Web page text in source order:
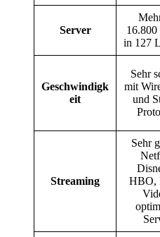
Server
16.800
in 127
Geschwindigk
eit
Sehr
mit
und
Streaming
Sehr
HBO,